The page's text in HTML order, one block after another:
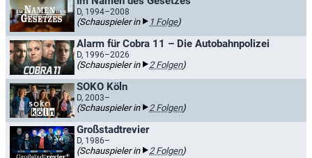
D, 1994–2008
(Schauspieler in 1 Folge)
Alarm für Cobra 11 – Die Autobahnpolizei
D, 1996–2026
(Schauspieler in 2 Folgen)
SOKO Köln
D, 2003–
(Schauspieler in 2 Folgen)
Großstadtrevier
D, 1986–
(Schauspieler in 2 Folgen)